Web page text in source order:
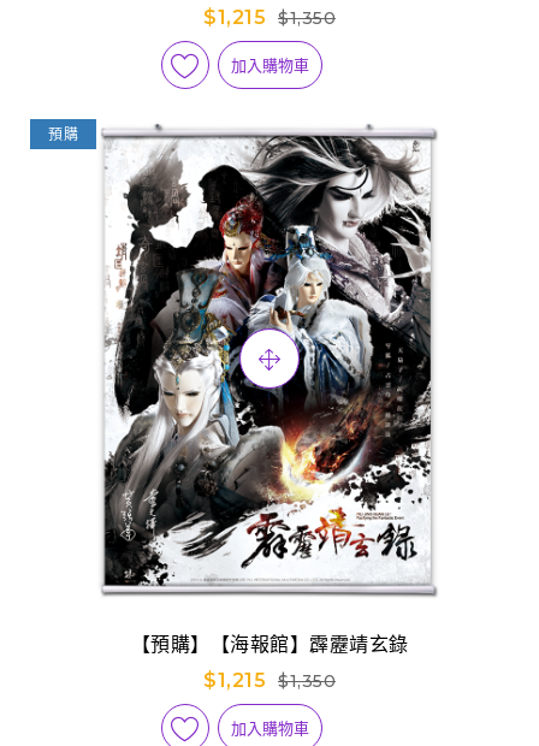
$1,215
$1,350
加入購物車
預購
【預購】【海報館】霹靂靖玄錄
$1,215
$1,350
加入購物車